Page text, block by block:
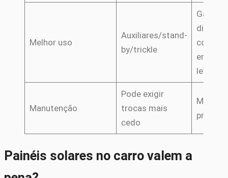
Melhor uso
Auxiliares/stand-
by/trickle
Ganho
diário
em
leves
Manutenção
Pode exigir
trocas mais
cedo
Mais
Painéis solares no carro valem a